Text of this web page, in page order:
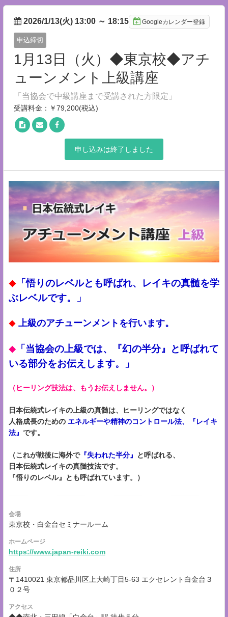
2026/1/13(火) 13:00 ～ 18:15 Googleカレンダー登録
申込締切
1月13日（火）◆東京校◆アチ
ューンメント上級講座
「当協会で中級講座まで受講された方限定」
受講料金：￥79,200(税込)
申し込みは終了しました
◆
「悟りのレベルとも呼ばれ、レイキの真髄を学
ぶレベルです。」
◆ 上級のアチューンメントを行います。
◆
「当協会の上級では、『幻の半分』と呼ばれて
いる部分をお伝えします。」
（ヒーリング技法は、もうお伝えしません。）
日本伝統式レイキの上級の真髄は、ヒーリングではなく
人格成長のための エネルギーや精神のコントロール法、『レイキ
法』 です。
（これが戦後に海外で『失われた半分』
と呼ばれる、
日本伝統式レイキの真髄技法です。
『悟りのレベル』とも呼ばれています。）
会場
東京校・白金台セミナールーム
ホームページ
https://www.japan-reiki.com
住所
〒1410021 東京都品川区上大崎丁目5-63 エクセレント白金台３
０２号
アクセス